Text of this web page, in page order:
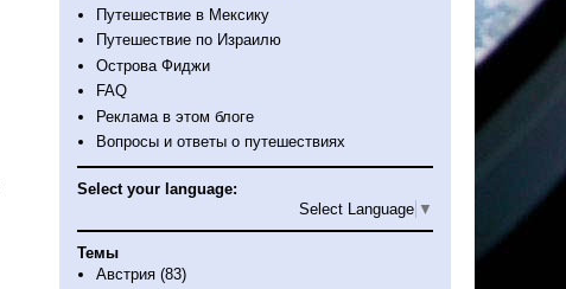
Путешествие в Мексику
Путешествие по Израилю
Острова Фиджи
FAQ
Реклама в этом блоге
Вопросы и ответы о путешествиях
Select your language:
Select Language ▼
Темы
Австрия (83)